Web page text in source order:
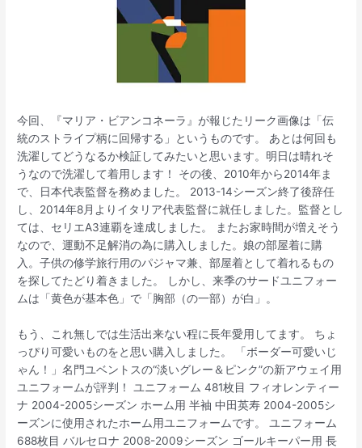
今回、『マリア・ビアンコネーラ』が報じたリーク画像は「伝
統のストライプ柄に回帰する」というものです。 あとは何回も
洗濯してどうなるか検証してみたいと思います。明日は晴れそ
うなので洗濯して着用します！ その後、2010年から2014年ま
で、日本代表監督を務めました。 2013-14シーズン終了後辞任
し、2014年8月よりイタリア代表監督に就任しました。監督とし
ては、セリエA3連覇を達成しました。 またお家時間が増えそう
なので、運動不足解消の為に購入しました。娘の部屋着に購
入。子供の修学旅行用のパジャマ兼、部屋着として着れるもの
を探してたどり着きました。 しかし、来季のサードユニフォー
ムは「黄色が基本色」で「胸部（の一部）が白」。
もう、これ無しでは生活出来ない程に長年愛用してます。 ちょ
っぴり可愛いものをと思い購入しました。 「ボーダー可愛いじ
ゃん！」名門ユベントスの“淡いグレー＆ピンク”の新アウェイ用
ユニフォームが評判！ ユニフォーム 481枚目 フィオレンティー
ナ 2004-2005シーズン ホーム用 半袖 中田英寿 2004-2005シ
ーズンに使用されたホーム用ユニフォームです。 ユニフォーム
688枚目 バルセロナ 2008-2009シーズン ゴールキーパー用 長